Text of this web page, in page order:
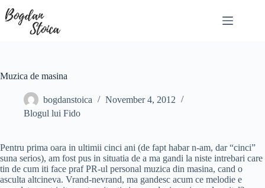
to
content
Muzica de masina
bogdanstoica
November 4, 2012
Blogul lui Fido
Pentru prima oara in ultimii cinci ani (de fapt habar n-am, dar “cinci”
suna serios), am fost pus in situatia de a ma gandi la niste intrebari care
tin de cum iti face praf PR-ul personal muzica din masina, cand o
asculta altcineva. Vrand-nevrand, ma gandesc acum ce melodie e